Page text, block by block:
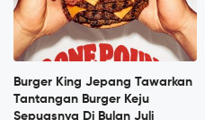
Burger King Jepang Tawarkan
Tantangan Burger Keju
Sepuasnya Di Bulan Juli